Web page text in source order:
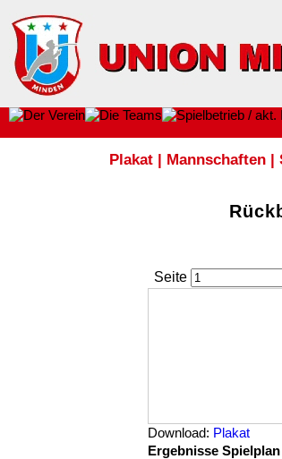
Plakat | Mannschaften |
Seite
Download: Plakat
Ergebnisse Spielplan